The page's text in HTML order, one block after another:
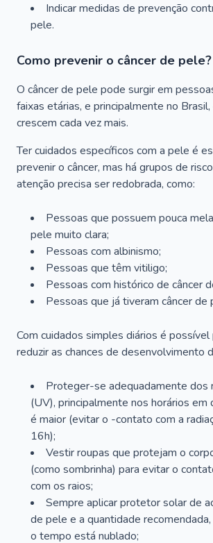
Indicar medidas de prevenção
pele.
Como prevenir o câncer de pele?
O câncer de pele pode surgir em
faixas etárias, e principalmente no
crescem cada vez mais.
Ter cuidados específicos com a pele é
prevenir o câncer, mas há grupos de
atenção precisa ser redobrada, como:
Pessoas que possuem pouca
pele muito clara;
Pessoas com albinismo;
Pessoas que têm vitiligo;
Pessoas com histórico de câncer
Pessoas que já tiveram câncer de
Com cuidados simples diários é possível
reduzir as chances de desenvolvimento
Proteger-se adequadamente dos
(UV), principalmente nos horários em
é maior (evitar o -contato com a
16h);
Vestir roupas que protejam o
(como sombrinha) para evitar o
com os raios;
Sempre aplicar protetor solar de
de pele e a quantidade
o tempo está nublado;